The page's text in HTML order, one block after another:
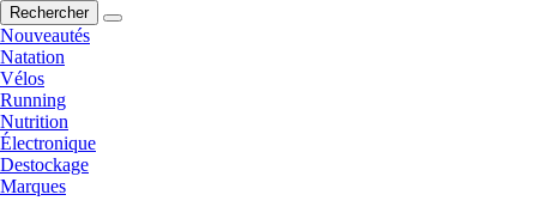
Rechercher
Nouveautés
Natation
Vélos
Running
Nutrition
Électronique
Destockage
Marques